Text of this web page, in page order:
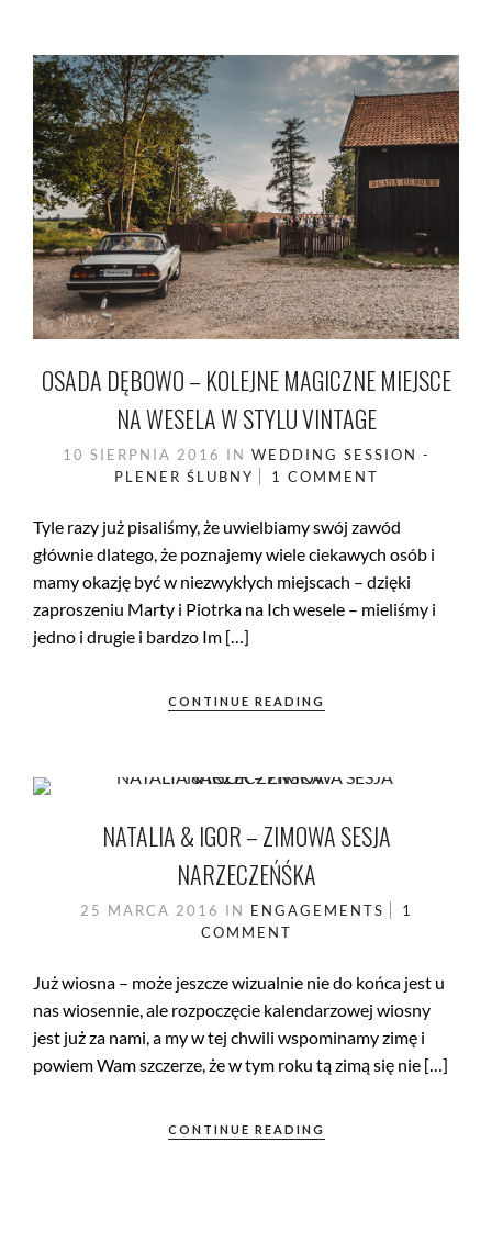
OSADA DĘBOWO – KOLEJNE MAGICZNE MIEJSCE
NA WESELA W STYLU VINTAGE
10 SIERPNIA 2016 IN WEDDING SESSION -
PLENER ŚLUBNY
1 COMMENT
Tyle razy już pisaliśmy, że uwielbiamy swój zawód
głównie dlatego, że poznajemy wiele ciekawych osób i
mamy okazję być w niezwykłych miejscach – dzięki
zaproszeniu Marty i Piotrka na Ich wesele – mieliśmy i
jedno i drugie i bardzo Im […]
CONTINUE READING
NATALIA & IGOR – ZIMOWA SESJA
NARZECZEŃŚKA
25 MARCA 2016 IN ENGAGEMENTS
1
COMMENT
Już wiosna – może jeszcze wizualnie nie do końca jest u
nas wiosennie, ale rozpoczęcie kalendarzowej wiosny
jest już za nami, a my w tej chwili wspominamy zimę i
powiem Wam szczerze, że w tym roku tą zimą się nie […]
CONTINUE READING